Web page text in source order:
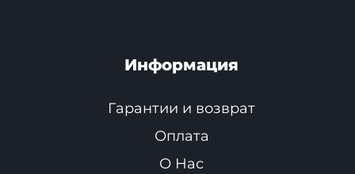
Информация
Гарантии и возврат
Оплата
О Нас